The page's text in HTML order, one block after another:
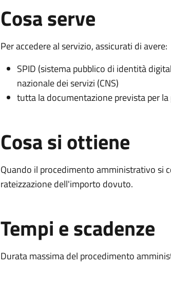
Cosa serve
Per accedere al servizio, assicurati di avere:
SPID (sistema pubblico di identità
nazionale dei servizi (CNS)
tutta la documentazione prevista per
Cosa si ottiene
Quando il procedimento amministrativo si
rateizzazione dell'importo dovuto.
Tempi e scadenze
Durata massima del procedimento